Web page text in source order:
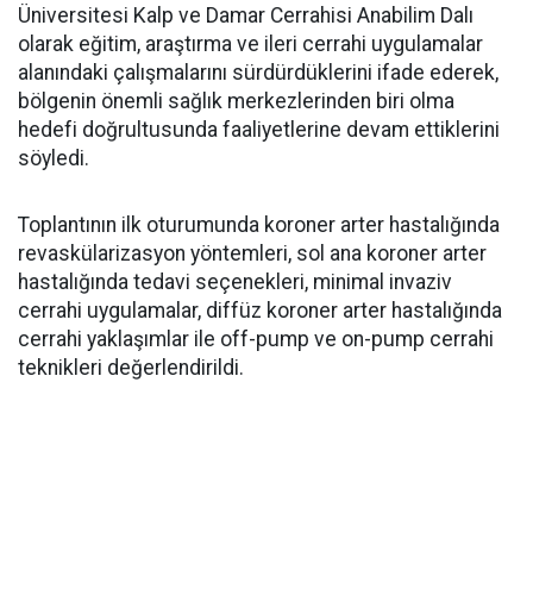
Üniversitesi Kalp ve Damar Cerrahisi Anabilim Dalı
olarak eğitim, araştırma ve ileri cerrahi uygulamalar
alanındaki çalışmalarını sürdürdüklerini ifade ederek,
bölgenin önemli sağlık merkezlerinden biri olma
hedefi doğrultusunda faaliyetlerine devam ettiklerini
söyledi.
Toplantının ilk oturumunda koroner arter hastalığında
revaskülarizasyon yöntemleri, sol ana koroner arter
hastalığında tedavi seçenekleri, minimal invaziv
cerrahi uygulamalar, diffüz koroner arter hastalığında
cerrahi yaklaşımlar ile off-pump ve on-pump cerrahi
teknikleri değerlendirildi.